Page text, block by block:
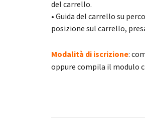
del carrello.
• Guida del carrello su
posizione sul carrello,
Modalità di iscrizione:
oppure compila il modulo